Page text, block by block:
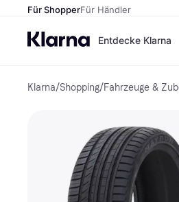
Für ShopperFür Händler
Entdecke Klarna
Klarna/Shopping/Fahrzeuge &